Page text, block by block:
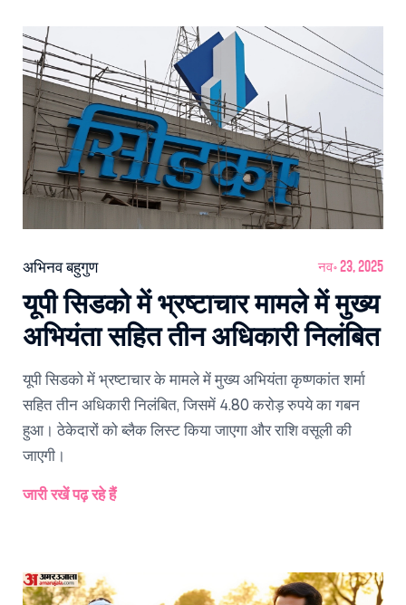
अभिनव बहुगुण नव॰ 23, 2025
यूपी सिडको में भ्रष्टाचार मामले में मुख्य
अभियंता सहित तीन अधिकारी निलंबित
यूपी सिडको में भ्रष्टाचार के मामले में मुख्य अभियंता कृष्णकांत शर्मा
सहित तीन अधिकारी निलंबित, जिसमें 4.80 करोड़ रुपये का गबन
हुआ। ठेकेदारों को ब्लैक लिस्ट किया जाएगा और राशि वसूली की
जाएगी।
जारी रखें पढ़ रहे हैं